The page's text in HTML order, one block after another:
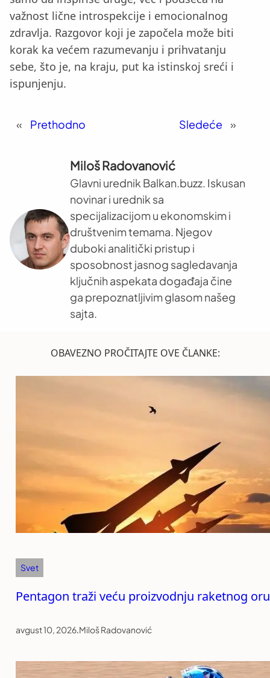
važnost lične introspekcije i emocionalnog
zdravlja. Razgovor koji je započela može biti
korak ka većem razumevanju i prihvatanju
sebe, što je, na kraju, put ka istinskoj sreći i
ispunjenju.
« Prethodno Sledeće »
Miloš Radovanović
Glavni urednik Balkan.buzz. Iskusan
novinar i urednik sa
specijalizacijom u ekonomskim i
društvenim temama. Njegov
duboki analitički pristup i
sposobnost jasnog sagledavanja
ključnih aspekata događaja čine
ga prepoznatljivim glasom našeg
sajta.
OBAVEZNO PROČITAJTE OVE ČLANKE:
Svet
Pentagon traži veću proizvodnju raketnog
avgust 10, 2026.Miloš Radovanović